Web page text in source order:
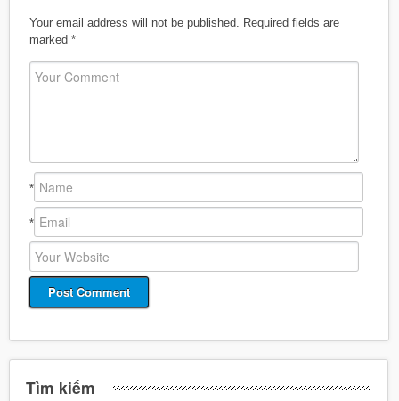
Your email address will not be published.
Required fields are
marked *
*
*
Tìm kiếm